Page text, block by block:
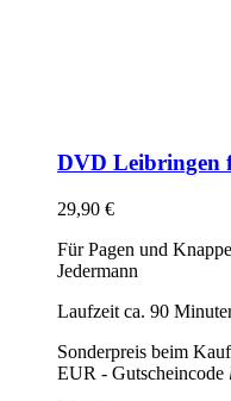
DVD Leibringen
29,90 €
Für Pagen und
Jedermann
Laufzeit ca. 90
Sonderpreis beim
EUR - Gutscheincode